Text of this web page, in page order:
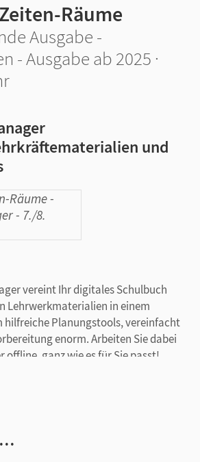
Räume
Ausgabe -
- Ausgabe ab 2025 ·
und
vereint Ihr digitales Schulbuch
Lehrwerkmaterialien in einem
hilfreiche Planungstools, vereinfacht
enorm. Arbeiten Sie dabei
offline, ganz wie es für Sie passt!
enthält:
der Handreichung: Lösungen zu
…